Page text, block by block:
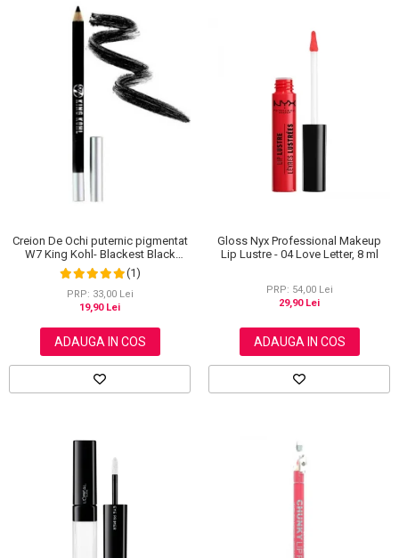
Creion De Ochi puternic pigmentat
W7 King Kohl- Blackest Black
(Negru) (1)
PRP: 33,00 Lei
19,90 Lei
ADAUGA IN COS
Gloss Nyx Professional Makeup
Lip Lustre - 04 Love Letter, 8 ml
PRP: 54,00 Lei
29,90 Lei
ADAUGA IN COS